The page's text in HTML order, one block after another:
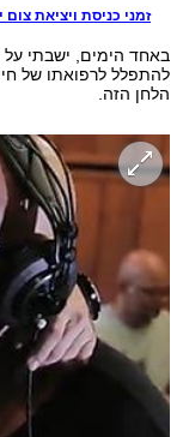
זמני כניסת ויציאת צום
באחד הימים, ישבתי על
להתפלל לרפואתו של
הלחן הזה.